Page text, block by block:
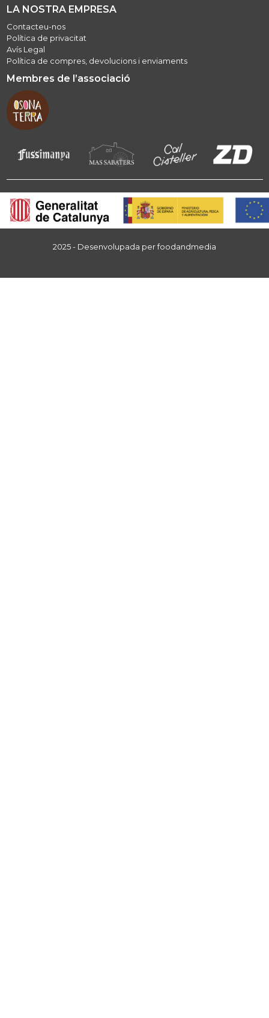
LA NOSTRA EMPRESA
Contacteu-nos
Política de privacitat
Avís Legal
Política de compres, devolucions i enviaments
Membres de l’associació
2025 - Desenvolupada perfoodandmedia